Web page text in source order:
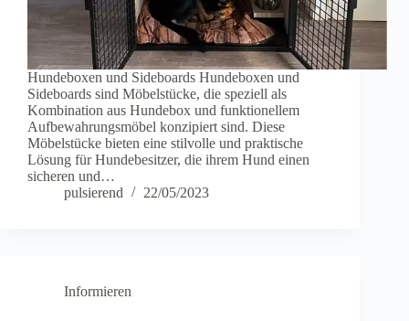
Hundeboxen und Sideboards Hundeboxen und
Sideboards sind Möbelstücke, die speziell als
Kombination aus Hundebox und funktionellem
Aufbewahrungsmöbel konzipiert sind. Diese
Möbelstücke bieten eine stilvolle und praktische
Lösung für Hundebesitzer, die ihrem Hund einen
sicheren und…
pulsierend
22/05/2023
Informieren